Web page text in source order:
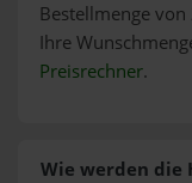
Bestellmenge
Ihre
Preisrechner.
Wie werden die